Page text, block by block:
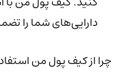
دارایی‌های شما را
چرا از کیف پول من